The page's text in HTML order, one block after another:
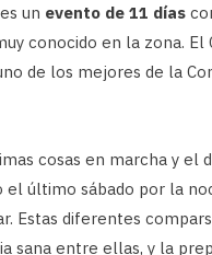
un evento de 11 días
conocido en la zona. El
de los mejores de la
cosas en marcha y el
el último sábado por la
Estas diferentes
sana entre ellas, y la